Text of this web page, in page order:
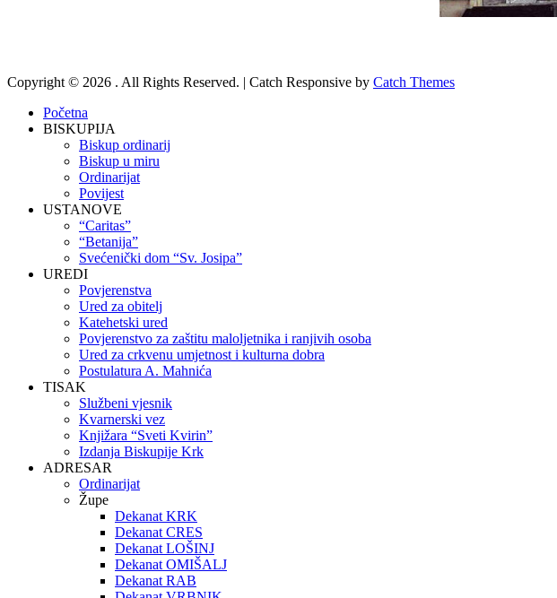
Copyright © 2026 . All Rights Reserved. | Catch Responsive by Catch Themes
Početna
BISKUPIJA
Biskup ordinarij
Biskup u miru
Ordinarijat
Povijest
USTANOVE
“Caritas”
“Betanija”
Svećenički dom “Sv. Josipa”
UREDI
Povjerenstva
Ured za obitelj
Katehetski ured
Povjerenstvo za zaštitu maloljetnika i ranjivih osoba
Ured za crkvenu umjetnost i kulturna dobra
Postulatura A. Mahnića
TISAK
Službeni vjesnik
Kvarnerski vez
Knjižara “Sveti Kvirin”
Izdanja Biskupije Krk
ADRESAR
Ordinarijat
Župe
Dekanat KRK
Dekanat CRES
Dekanat LOŠINJ
Dekanat OMIŠALJ
Dekanat RAB